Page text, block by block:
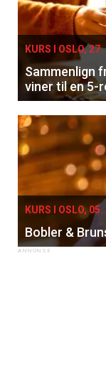
KURS I OSLO,
Sammenlign
viner til en 5-
KURS I OSLO,
Bobler &